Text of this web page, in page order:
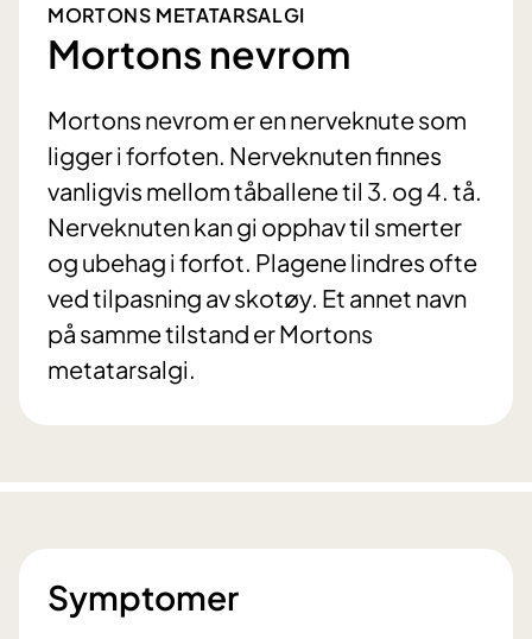
MORTONS METATARSALGI
Mortons nevrom
Mortons nevrom er en nerveknute som
ligger i forfoten. Nerveknuten finnes
vanligvis mellom tåballene til 3. og 4. tå.
Nerveknuten kan gi opphav til smerter
og ubehag i forfot. Plagene lindres ofte
ved tilpasning av skotøy. Et annet navn
på samme tilstand er Mortons
metatarsalgi.
Symptomer